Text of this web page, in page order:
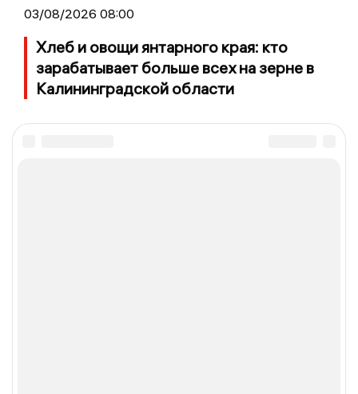
03/08/2026 08:00
Хлеб и овощи янтарного края: кто
зарабатывает больше всех на зерне в
Калининградской области